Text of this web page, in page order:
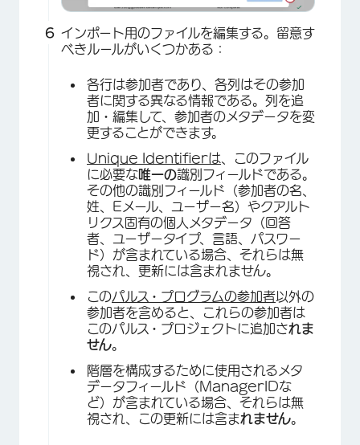
×
インポート用のファイルを編集する。留意す
べきルールがいくつかある：
各行は参加者であり、各列はその参加
者に関する異なる情報である。列を追
加・編集して、参加者のメタデータを変
更することができます。
Unique Identifierは 、このファイル
に必要な唯一の識別フィールドである。
その他の識別フィールド（参加者の名、
姓、Eメール、ユーザー名）やクアルト
リクス固有の個人メタデータ（回答
者、ユーザータイプ、言語、パスワー
ド）が含まれている場合、それらは無
視され、更新には含まれません。
このパルス・プログラムの参加者以外の
参加者を含めると、これらの参加者は
このパルス・プロジェクトに追加されま
せん。
階層を構成するために使用されるメタ
データフィールド（ManagerIDな
ど）が含まれている場合、それらは無
視され、この更新には含まれません。